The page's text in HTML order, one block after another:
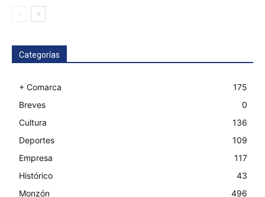
Categorías
+ Comarca
175
Breves
0
Cultura
136
Deportes
109
Empresa
117
Histórico
43
Monzón
496